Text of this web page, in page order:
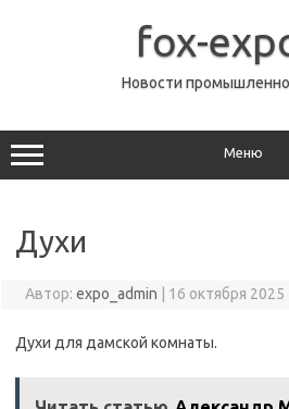
fox-
Новости
Меню
Духи
Автор: expo_admin 16 октября 2025
Духи для дамской комнаты.